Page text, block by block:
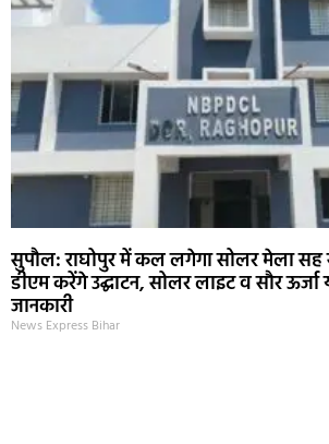
सुपौल: राघोपुर में कल लगेगा सोलर मेला सह
डीएम करेंगे उद्घाटन, सोलर लाइट व सौर
जानकारी
News Express Bihar